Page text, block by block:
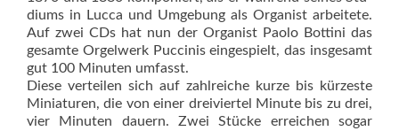
diums in Lucca und Umgebung als Organist arbeitete.
Auf zwei CDs hat nun der Organist Paolo Bottini das
gesamte Orgelwerk Puccinis eingespielt, das insgesamt
gut 100 Minuten umfasst.
Diese verteilen sich auf zahlreiche kurze bis kürzeste
Miniaturen, die von einer dreiviertel Minute bis zu drei,
vier Minuten dauern. Zwei Stücke erreichen sogar